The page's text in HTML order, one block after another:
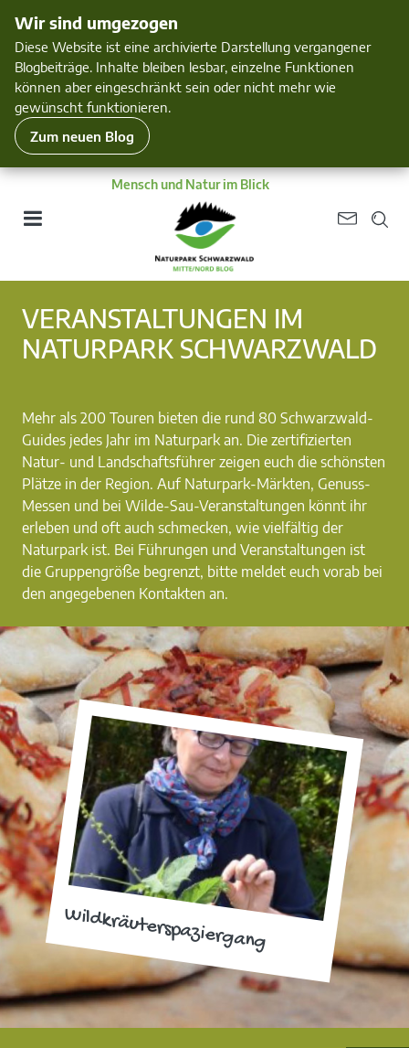
Wir sind umgezogen
Diese Website ist eine archivierte Darstellung vergangener
Blogbeiträge. Inhalte bleiben lesbar, einzelne Funktionen
können aber eingeschränkt sein oder nicht mehr wie
gewünscht funktionieren.
Zum neuen Blog
Mensch und Natur im Blick
Wildkräuterspaziergang
VERANSTALTUNGEN IM
NATURPARK SCHWARZWALD
Mehr als 200 Touren bieten die rund 80 Schwarzwald-
Guides jedes Jahr im Naturpark an. Die zertifizierten
Natur- und Landschaftsführer zeigen euch die schönsten
Plätze in der Region. Auf Naturpark-Märkten, Genuss-
Messen und bei Wilde-Sau-Veranstaltungen könnt ihr
erleben und oft auch schmecken, wie vielfältig der
Naturpark ist. Bei Führungen und Veranstaltungen ist
die Gruppengröße begrenzt, bitte meldet euch vorab bei
den angegebenen Kontakten an.